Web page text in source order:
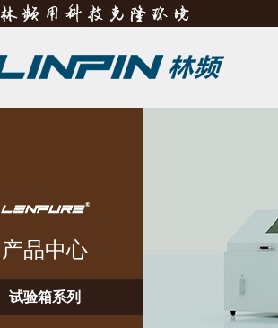
产品中心
试验箱系列